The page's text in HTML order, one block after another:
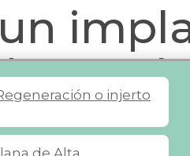
o injerto
de Alta
su